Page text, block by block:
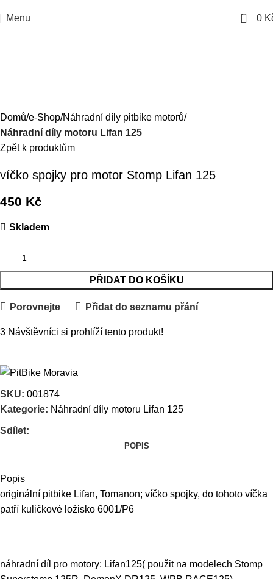
Menu 0 0
Domů e-Shop Náhradní díly pitbike motorů
Náhradní díly motoru Lifan 125
Zpět k produktům
víčko spojky pro motor Stomp Lifan 125
450 Kč
Skladem
PŘIDAT DO KOŠÍKU
Porovnejte Přidat do seznamu přání
3 Návštěvníci si prohlíží tento produkt!
SKU: 001874
Kategorie: Náhradní díly motoru Lifan 125
Sdílet:
POPIS
Popis
originální pitbike Lifan, Tomanon; víčko spojky, do tohoto víčka
patří kuličkové ložisko 6001/P6
náhradní díl pro motory: Lifan125( použit na modelech Stomp